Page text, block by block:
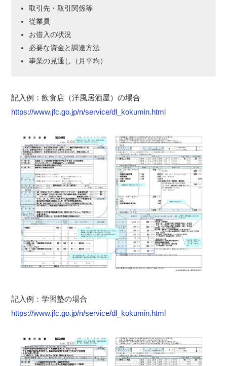
取引先・取引関係等
従業員
お借入の状況
必要な資金と調達方法
事業の見通し（月平均）
記入例：飲食店（洋風居酒屋）の場合
https://www.jfc.go.jp/n/service/dl_kokumin.html
記入例：学習塾の場合
https://www.jfc.go.jp/n/service/dl_kokumin.html